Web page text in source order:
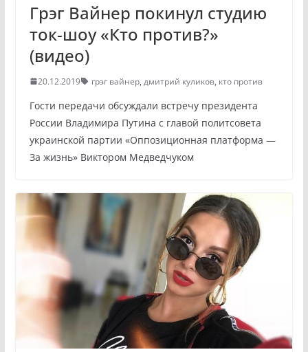
Грэг Вайнер покинул студию
ток-шоу «Кто против?»
(видео)
20.12.2019 грэг вайнер, дмитрий куликов, кто против
Гости передачи обсуждали встречу президента
России Владимира Путина с главой политсовета
украинской партии «Оппозиционная платформа —
За жизнь» Виктором Медведчуком